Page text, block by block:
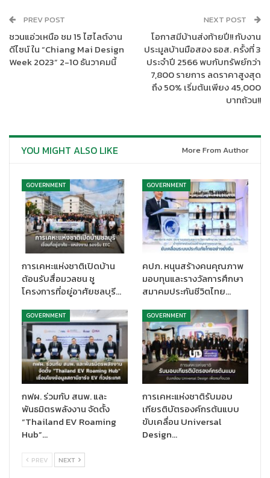
สร้างสรรค์ เพื่อส่งเสริมสังคมแห่งการให้ สนองต่อนโยบายการ
ทำงานจิตอาสาพระราชทานของกระทรวงมหาดไทย โดย MEA ดำเนิน
งานด้วยความห่วงใยในสังคมและสิ่งแวดล้อม ขอร่วมแบ่งปันสิ่งดี ๆ
คืนสู่สังคม โดยใช้ทักษะความรู้ความสามารถของพนักงานอาสา
สร้างสรรค์ MEA Volunteer เพื่อเป็นส่วนหนึ่งช่วยเหลือสร้าง
ประโยชน์ให้กับสังคมและสิ่งแวดล้อมอย่างยั่งยืนต่อไป
PREV POST
ชวนแอ่วเหนือ ชม 15 ไฮไลต์งาน
ดีไซน์ ใน “Chiang Mai Design
Week 2023” 2-10 ธันวาคมนี้
NEXT POST
โอกาสมีบ้านส่งท้ายปี!! กับงาน
ประมูลบ้านมือสอง ธอส. ครั้งที่ 3
ประจำปี 2566 พบกับทรัพย์กว่า
7,800 รายการ ลดราคาสูงสุด
ถึง 50% เริ่มต้นเพียง 45,000
บาทถ้วน!!
YOU MIGHT ALSO LIKE More From Author
GOVERNMENT
การเคหะแห่งชาติเปิดบ้าน
ต้อนรับสื่อมวลชน ชู
โครงการที่อยู่อาศัยชลบุรี…
GOVERNMENT
คปภ. หนุนสร้างคนคุณภาพ
มอบทุนและรางวัลการศึกษา
สมาคมประกันชีวิตไทย…
GOVERNMENT
กฟผ. ร่วมกับ สนพ. และ
พันธมิตรพลังงาน จัดตั้ง
“Thailand EV Roaming
Hub”…
GOVERNMENT
การเคหะแห่งชาติรับมอบ
เกียรติบัตรองค์กรต้นแบบ
ขับเคลื่อน Universal
Design…
PREV NEXT